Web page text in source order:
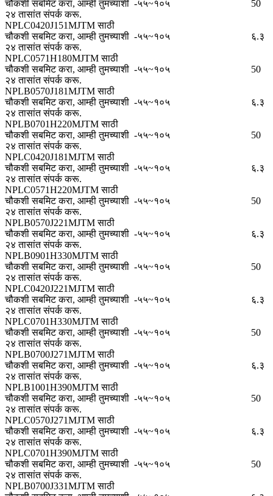
चौकशी सबमिट करा, आम्ही तुमच्याशी
२४ तासांत संपर्क करू.
-५५~१०५ 50
NPLC0420J151MJTM साठी
चौकशी सबमिट करा, आम्ही तुमच्याशी
२४ तासांत संपर्क करू.
-५५~१०५ ६.३
NPLC0571H180MJTM साठी
चौकशी सबमिट करा, आम्ही तुमच्याशी
२४ तासांत संपर्क करू.
-५५~१०५ 50
NPLB0570J181MJTM साठी
चौकशी सबमिट करा, आम्ही तुमच्याशी
२४ तासांत संपर्क करू.
-५५~१०५ ६.३
NPLB0701H220MJTM साठी
चौकशी सबमिट करा, आम्ही तुमच्याशी
२४ तासांत संपर्क करू.
-५५~१०५ 50
NPLC0420J181MJTM साठी
चौकशी सबमिट करा, आम्ही तुमच्याशी
२४ तासांत संपर्क करू.
-५५~१०५ ६.३
NPLC0571H220MJTM साठी
चौकशी सबमिट करा, आम्ही तुमच्याशी
२४ तासांत संपर्क करू.
-५५~१०५ 50
NPLB0570J221MJTM साठी
चौकशी सबमिट करा, आम्ही तुमच्याशी
२४ तासांत संपर्क करू.
-५५~१०५ ६.३
NPLB0901H330MJTM साठी
चौकशी सबमिट करा, आम्ही तुमच्याशी
२४ तासांत संपर्क करू.
-५५~१०५ 50
NPLC0420J221MJTM साठी
चौकशी सबमिट करा, आम्ही तुमच्याशी
२४ तासांत संपर्क करू.
-५५~१०५ ६.३
NPLC0701H330MJTM साठी
चौकशी सबमिट करा, आम्ही तुमच्याशी
२४ तासांत संपर्क करू.
-५५~१०५ 50
NPLB0700J271MJTM साठी
चौकशी सबमिट करा, आम्ही तुमच्याशी
२४ तासांत संपर्क करू.
-५५~१०५ ६.३
NPLB1001H390MJTM साठी
चौकशी सबमिट करा, आम्ही तुमच्याशी
२४ तासांत संपर्क करू.
-५५~१०५ 50
NPLC0570J271MJTM साठी
चौकशी सबमिट करा, आम्ही तुमच्याशी
२४ तासांत संपर्क करू.
-५५~१०५ ६.३
NPLC0701H390MJTM साठी
चौकशी सबमिट करा, आम्ही तुमच्याशी
२४ तासांत संपर्क करू.
-५५~१०५ 50
NPLB0700J331MJTM साठी